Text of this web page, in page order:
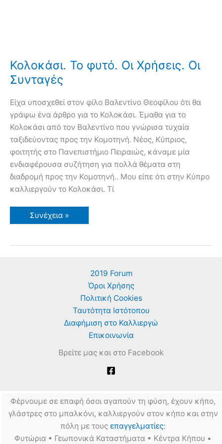
Κολοκάσι. Το φυτό. Οι Xρήσεις. Οι
Συνταγές
Είχα υποσχεθεί στον φίλο Βαλεντίνο Θεοφίλου ότι θα
γράψω ένα άρθρο για το Κολοκάσι. Έμαθα για το
Κολοκάσι από τον Βαλεντίνο που γνώρισα τυχαία
ταξιδεύοντας προς την Κομοτηνή. Νέος, Κύπριος,
φοιτητής στο Πανεπιστήμιο Πειραιώς, κάναμε μία
ενδιαφέρουσα συζήτηση για πολλά θέματα στη
διαδρομή προς την Κομοτηνή.. Μου είπε ότι στην Κύπρο
καλλιεργούν το Κολοκάσι. Τί
Κολοκάσι.
Το
Xρήσεις.
Συνέχεια »
2019 Forum
Όροι Χρήσης
Πολιτική Cookies
Ταυτότητα Ιστότοπου
Διαφήμιση στο Καλλιεργώ
Επικοινωνία
Βρείτε μας και στο Facebook
Φέρνουμε σε επαφή όσοι αγαπούν τη φύση, έχουν κήπο,
γλάστρες στο μπαλκόνι, καλλιεργούν στον κήπο και στην
πόλη με τους επαγγελματίες:
Φυτώρια • Γεωπονικά Καταστήματα • Κέντρα Κήπου •